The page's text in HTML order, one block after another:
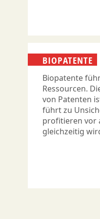
BIOPATENTE
Biopatente
Ressourcen.
von Patenten
führt zu
profitieren vor
gleichzeitig